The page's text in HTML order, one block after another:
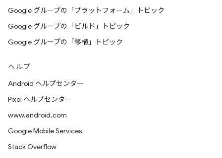
Google グループの「プラットフォーム」トピック
Google グループの「ビルド」トピック
Google グループの「移植」トピック
ヘルプ
Android ヘルプセンター
Pixel ヘルプセンター
www.android.com
Google Mobile Services
Stack Overflow